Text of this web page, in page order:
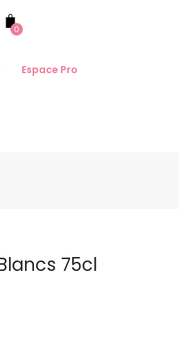
0
Espace Pro
75cl